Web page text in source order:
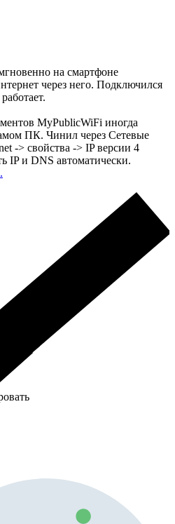
на смартфоне
через него. Подключился
MyPublicWiFi иногда
ПК. Чинил через Сетевые
-> свойства -> IP версии 4
IP и DNS автоматически.